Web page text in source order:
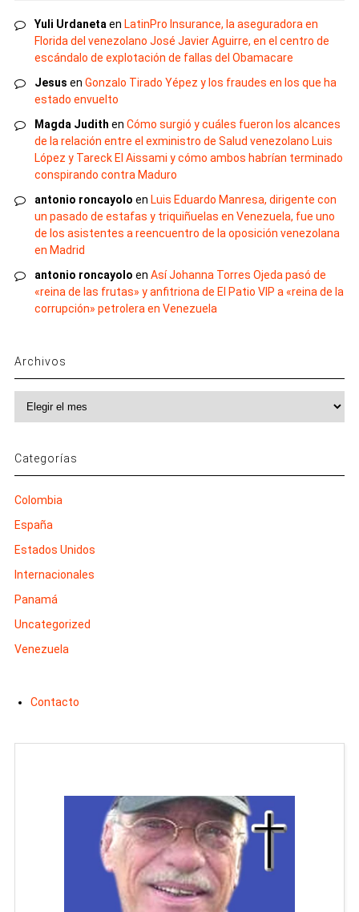
Yuli Urdanetaen LatinPro Insurance, la aseguradora en
Florida del venezolano José Javier Aguirre, en el centro de
escándalo de explotación de fallas del Obamacare
Jesus en Gonzalo Tirado Yépez y los fraudes en los que ha
estado envuelto
Magda Judith en Cómo surgió y cuáles fueron los alcances
de la relación entre el exministro de Salud venezolano Luis
López y Tareck El Aissami y cómo ambos habrían terminado
conspirando contra Maduro
antonio roncayolo en Luis Eduardo Manresa, dirigente con
un pasado de estafas y triquiñuelas en Venezuela, fue uno
de los asistentes a reencuentro de la oposición venezolana
en Madrid
antonio roncayolo en Así Johanna Torres Ojeda pasó de
«reina de las frutas» y anfitriona de El Patio VIP a «reina de la
corrupción» petrolera en Venezuela
Archivos
Archivos
Categorías
Colombia
España
Estados Unidos
Internacionales
Panamá
Uncategorized
Venezuela
Contacto